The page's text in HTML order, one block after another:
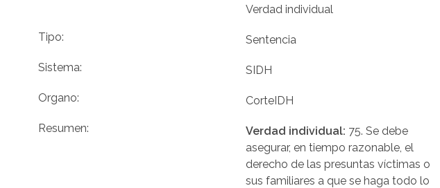
Verdad individual
Tipo: Sentencia
Sistema: SIDH
Organo: CorteIDH
Resumen: Verdad individual: 75. Se debe
asegurar, en tiempo razonable, el
derecho de las presuntas víctimas o
sus familiares a que se haga todo lo